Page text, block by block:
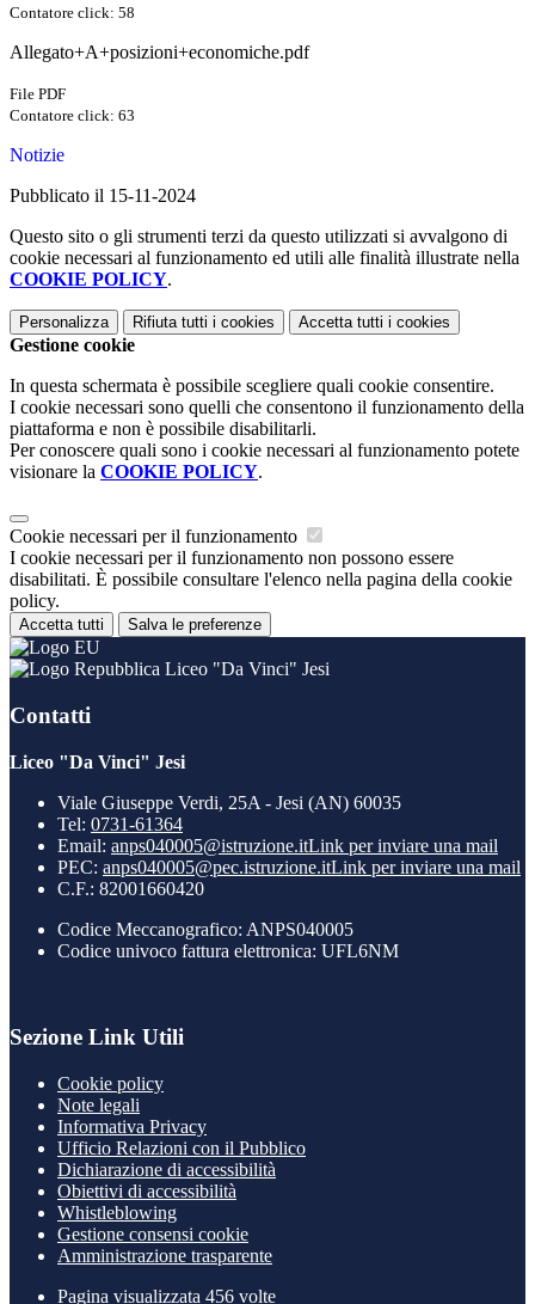
Contatore click: 58
Allegato+A+posizioni+economiche.pdf
File PDF
Contatore click: 63
Notizie
Pubblicato il 15-11-2024
Questo sito o gli strumenti terzi da questo utilizzati si avvalgono di
cookie necessari al funzionamento ed utili alle finalità illustrate nella
COOKIE POLICY.
Personalizza Rifiuta tutti i cookies Accetta tutti i cookies
Gestione cookie
In questa schermata è possibile scegliere quali cookie consentire.
I cookie necessari sono quelli che consentono il funzionamento della
piattaforma e non è possibile disabilitarli.
Per conoscere quali sono i cookie necessari al funzionamento potete
visionare la COOKIE POLICY.
Cookie necessari per il funzionamento
I cookie necessari per il funzionamento non possono essere
disabilitati. È possibile consultare l'elenco nella pagina della cookie
policy.
Accetta tutti Salva le preferenze
Liceo "Da Vinci" Jesi
Contatti
Liceo "Da Vinci" Jesi
Viale Giuseppe Verdi, 25A - Jesi (AN) 60035
Tel: 0731-61364
Email: anps040005@istruzione.itLink per inviare una mail
PEC: anps040005@pec.istruzione.itLink per inviare una mail
C.F.: 82001660420
Codice Meccanografico: ANPS040005
Codice univoco fattura elettronica: UFL6NM
Sezione Link Utili
Cookie policy
Note legali
Informativa Privacy
Ufficio Relazioni con il Pubblico
Dichiarazione di accessibilità
Obiettivi di accessibilità
Whistleblowing
Gestione consensi cookie
Amministrazione trasparente
Pagina visualizzata 456 volte